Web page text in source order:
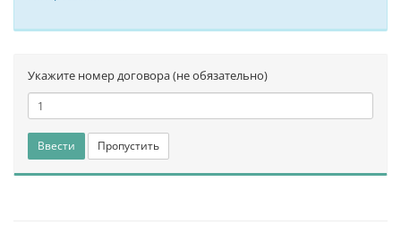
Укажите номер договора (не обязательно)
Ввести Пропустить